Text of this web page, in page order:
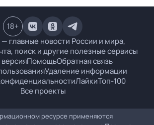
главные новости России и мира,
поиск и другие полезные сервисы
ПомощьОбратная связь
Удаление информации
ЛайкиТоп-100
Все проекты
18+
ресурсе применяются